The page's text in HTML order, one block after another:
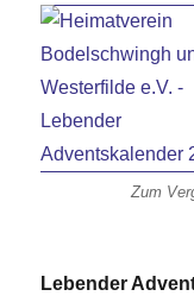
Zum
Lebender